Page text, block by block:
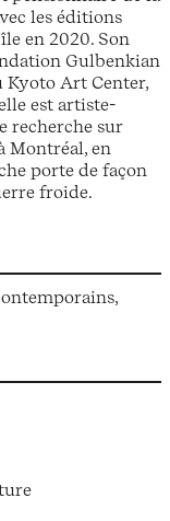
les éditions
en 2020. Son
Gulbenkian
Kyoto Art Center,
est artiste-
recherche sur
Montréal, en
porte de façon
froide.